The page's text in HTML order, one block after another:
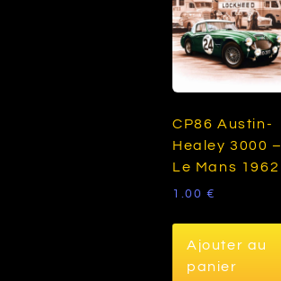
CP86 Austin-
Healey 3000 –
Le Mans 1962
1.00 €
Ajouter au
panier